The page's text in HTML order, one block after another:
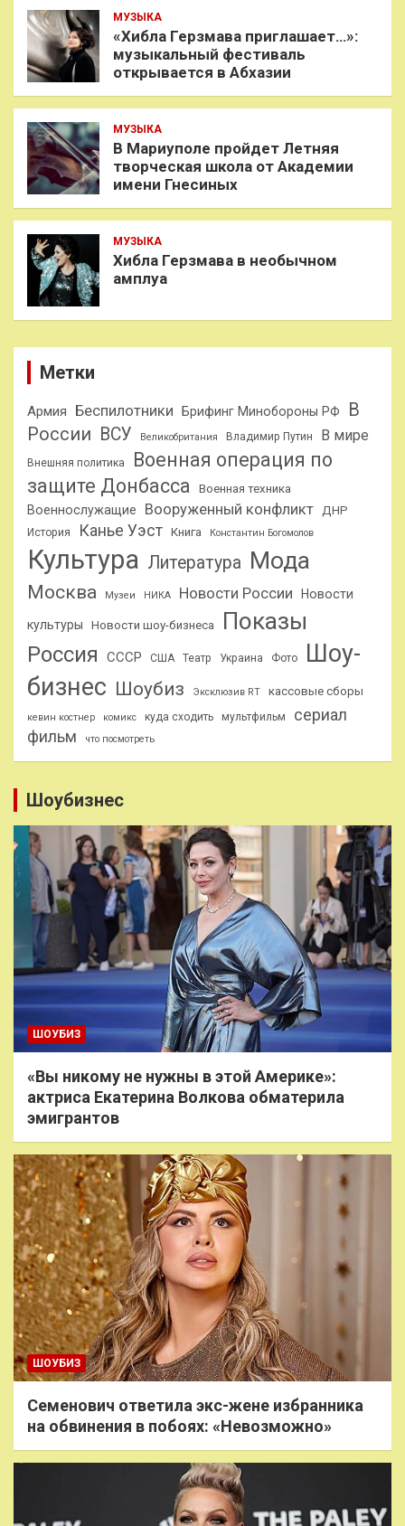
МУЗЫКА
«Хибла Герзмава приглашает…»:
музыкальный фестиваль
открывается в Абхазии
МУЗЫКА
В Мариуполе пройдет Летняя
творческая школа от Академии
имени Гнесиных
МУЗЫКА
Хибла Герзмава в необычном
амплуа
Метки
Армия Беспилотники Брифинг Минобороны РФ
В
России ВСУ Великобритания Владимир Путин В мире
Внешняя политика
Военная операция по
защите Донбасса
Военная техника
Военнослужащие Вооруженный конфликт ДНР
История Канье Уэст Книга Константин Богомолов
Культура Литература Мода
Москва Музеи НИКА Новости России Новости
культуры Новости шоу-бизнеса Показы
Россия СССР США Театр Украина Фото
Шоу-
бизнес Шоубиз Эксклюзив RT кассовые сборы
кевин костнер комикс куда сходить мультфильм
сериал
фильм
что посмотреть
Шоубизнес
ШОУБИЗ
«Вы никому не нужны в этой Америке»:
актриса Екатерина Волкова обматерила
эмигрантов
ШОУБИЗ
Семенович ответила экс-жене избранника
на обвинения в побоях: «Невозможно»